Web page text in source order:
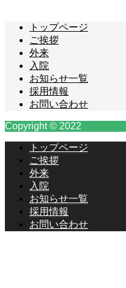
トップページ
ご挨拶
外来
入院
お知らせ一覧
採用情報
お問い合わせ
Copyright © 2022
トップページ
ご挨拶
外来
入院
お知らせ一覧
採用情報
お問い合わせ